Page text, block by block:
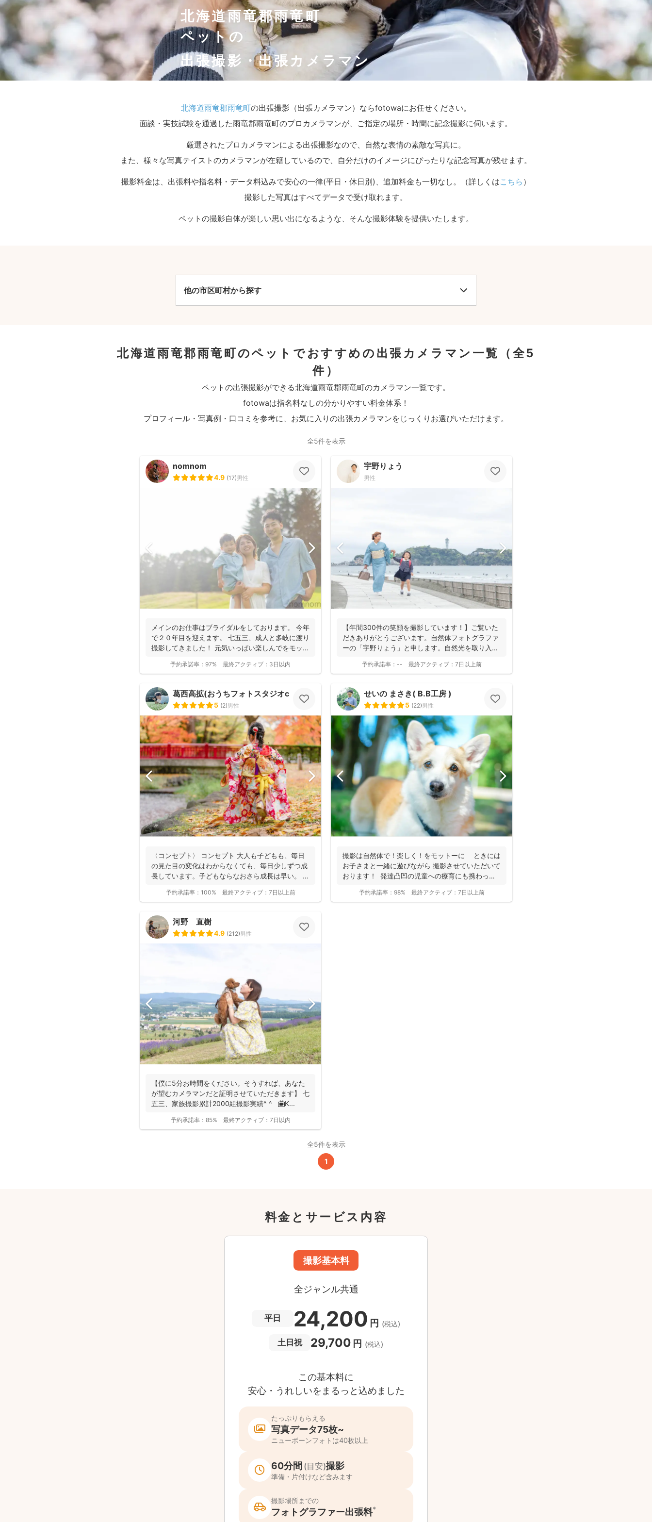
北海道雨竜郡雨竜町
ペットの
出張撮影・出張カメラマン
北海道雨竜郡雨竜町の出張撮影（出張カメラマン）ならfotowaにお任せください。
面談・実技試験を通過した雨竜郡雨竜町のプロカメラマンが、ご指定の場所・時間に記念撮影に伺います。
厳選されたプロカメラマンによる出張撮影なので、自然な表情の素敵な写真に。
また、様々な写真テイストのカメラマンが在籍しているので、自分だけのイメージにぴったりな記念写真が残せます。
撮影料金は、出張料や指名料・データ料込みで安心の一律(平日・休日別)、追加料金も一切なし。（詳しくはこちら ）
撮影した写真はすべてデータで受け取れます。
ペットの撮影自体が楽しい思い出になるような、そんな撮影体験を提供いたします。
他の市区町村から探す
北海道雨竜郡雨竜町のペットでおすすめの出張カメラマン一覧
（全5
件）
ペットの出張撮影ができる北海道雨竜郡雨竜町のカメラマン一覧です。
fotowaは指名料なしの分かりやすい料金体系！
プロフィール・写真例・口コミを参考に、お気に入りの出張カメラマンをじっくりお選びいただけます。
全5件を表示
nomnom
4.9 (17)男性
メインのお仕事はブライダルをしております。 今年
で２０年目を迎えます。 七五三、成人と多岐に渡り
撮影してきました！ 元気いっぱい楽しんでをモット
予約承諾率： 97% 最終アクティブ： 3日以内
宇野りょう
男性
【年間300件の笑顔を撮影しています！】ご覧いた
だきありがとうございます。自然体フォトグラファ
ーの「宇野りょう」と申します。自然光を取り入れ
予約承諾率： -- 最終アクティブ： 7日以上前
葛西高拡(おうちフォトスタジオcocofilm)
5 (2)男性
〈コンセプト〉 コンセプト 大人も子どもも、毎日
の見た目の変化はわからなくても、毎日少しずつ成
長しています。子どもならなおさら成長は早い。
予約承諾率： 100% 最終アクティブ： 7日以上前
せいの まさき( B.B工房 )
5 (22)男性
撮影は自然体で！楽しく！をモットーに ときには
お子さまと一緒に遊びながら 撮影させていただいて
おります！ 発達凸凹の児童への療育にも携わって
予約承諾率： 98% 最終アクティブ： 7日以上前
河野 直樹
4.9 (212)男性
【僕に5分お時間をください。そうすれば、あなた
が望むカメラマンだと証明させていただきます】 七
五三、家族撮影累計2000組撮影実績^ ^ 📺K...
予約承諾率： 85% 最終アクティブ： 7日以内
全5件を表示
1
料金とサービス内容
撮影基本料
全ジャンル共通
平日 24,200円
土日祝 29,700円 (税込)
安心・うれしいをまるっと込めました
撮影場所までの
フォトグラファー出張料*
*撮影場所や日時によって、一部のフォトグラファ
ーでは遠方出張料（+3,000円）が発生する場合が
該当する場合、申込みフォームでお知らせしま